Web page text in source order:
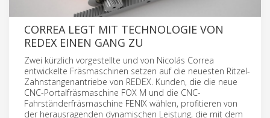
CORREA LEGT MIT TECHNOLOGIE VON
REDEX EINEN GANG ZU
Zwei kürzlich vorgestellte und von Nicolás Correa
entwickelte Fräsmaschinen setzen auf die neuesten Ritzel-
Zahnstangenantriebe von REDEX. Kunden, die die neue
CNC-Portalfräsmaschine FOX M und die CNC-
Fahrständerfräsmaschine FENIX wählen, profitieren von
der herausragenden dynamischen Leistung, die mit dem